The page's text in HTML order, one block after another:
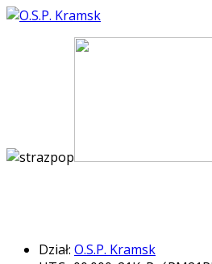
Dział: O.S.P. Kramsk